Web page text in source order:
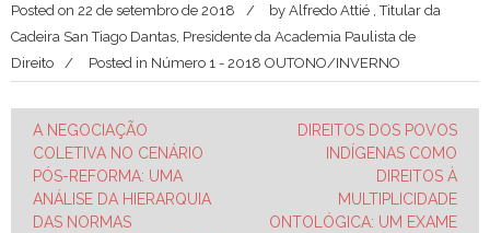
Posted on 22 de setembro de 2018 by Alfredo Attié , Titular da
Cadeira San Tiago Dantas, Presidente da Academia Paulista de
Direito
Posted in Número 1 - 2018 OUTONO/INVERNO
Navegação
de
Post
A NEGOCIAÇÃO
COLETIVA NO CENÁRIO
PÓS-REFORMA: UMA
ANÁLISE DA HIERARQUIA
DAS NORMAS
DIREITOS DOS POVOS
INDÍGENAS COMO
DIREITOS À
MULTIPLICIDADE
ONTOLÓGICA: UM EXAME